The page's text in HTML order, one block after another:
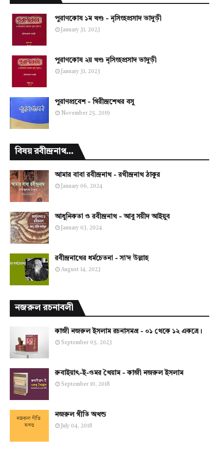
পুরাণকোষ ১ম খণ্ড - নৃসিংহপ্রসাদ ভাদুড়ী
January 31, 2023
পুরাণকোষ ২য় খণ্ড নৃসিংহপ্রসাদ ভাদুড়ী
January 31, 2023
পুরাণপ্রবেশ - গিরীন্দ্রশেখর বসু
November 25, 2019
বিষয় রবীন্দ্রনাথ...
আমার বাবা রবীন্দ্রনাথ - রথীন্দ্রনাথ ঠাকুর
January 06, 2024
আধুনিকতা ও রবীন্দ্রনাথ - আবু সয়ীদ আইয়ুব
January 03, 2024
রবীন্দ্রনাথের ধর্মচেতনা - সা'দ উল্লাহ
August 14, 2023
নজরুল রচনাবলী
কাজী নজরুল ইসলাম রচনাসমগ্র - ০১ থেকে ১২ একত্রে।
September 05, 2023
রুবাইয়াৎ-ই-ওমর খৈয়াম - কাজী নজরুল ইসলাম
September 10, 2018
নজরুল গীতি অখন্ড
July 04, 2018